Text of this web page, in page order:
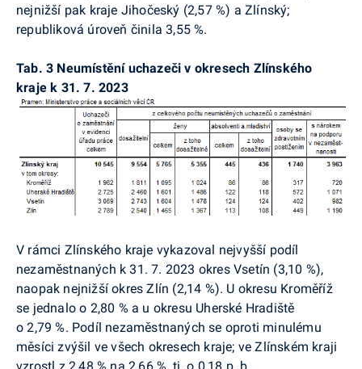
nejnižší pak kraje Jihočeský (2,57 %) a Zlínský;
republiková úroveň činila 3,55 %.
Tab. 3 Neumístění uchazeči v okresech Zlínského
kraje k 31. 7. 2023
V rámci Zlínského kraje vykazoval nejvyšší podíl
nezaměstnaných k 31. 7. 2023 okres Vsetín (3,10 %),
naopak nejnižší okres Zlín (2,14 %). U okresu Kroměříž
se jednalo o 2,80 % a u okresu Uherské Hradiště
o 2,79 %. Podíl nezaměstnaných se oproti minulému
měsíci zvýšil ve všech okresech kraje; ve Zlínském kraji